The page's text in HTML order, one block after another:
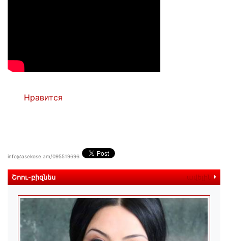
Нравится
info@asekose.am/095519696
Շոու-բիզնես ավելին